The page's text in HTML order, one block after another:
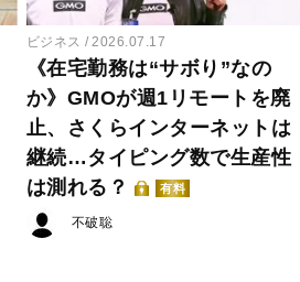
ビジネス 2026.07.17
《在宅勤務は“サボり”なの
か》GMOが週1リモートを廃
止、さくらインターネットは
継続…タイピング数で生産性
は測れる？
有料
不破聡